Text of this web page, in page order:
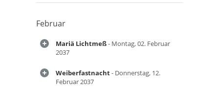
Februar
Mariä Lichtmeß- Montag, 02. Februar
2037
Weiberfastnacht- Donnerstag, 12.
Februar 2037